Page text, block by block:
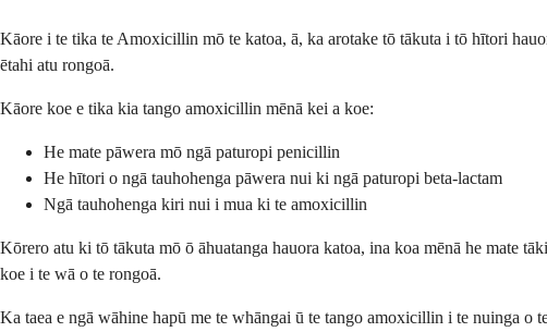
Kāore i te tika te Amoxicillin mō te katoa, ā, ka arotake tō tākuta i tō hītori
ētahi atu rongoā.
Kāore koe e tika kia tango amoxicillin mēnā kei a koe:
He mate pāwera mō ngā paturopi penicillin
He hītori o ngā tauhohenga pāwera nui ki ngā paturopi beta-lactam
Ngā tauhohenga kiri nui i mua ki te amoxicillin
Kōrero atu ki tō tākuta mō ō āhuatanga hauora katoa, ina koa mēnā he mate
koe i te wā o te rongoā.
Ka taea e ngā wāhine hapū me te whāngai ū te tango amoxicillin i te nuinga o